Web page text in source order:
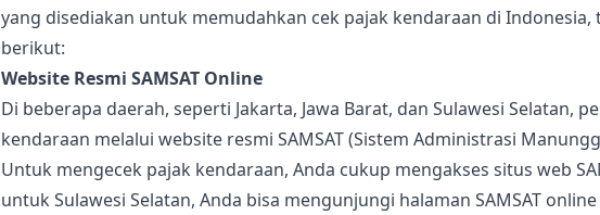
yang disediakan untuk memudahkan cek pajak kendaraan di Indonesia,
berikut:
Website Resmi SAMSAT Online
Di beberapa daerah, seperti Jakarta, Jawa Barat, dan Sulawesi Selatan,
kendaraan melalui website resmi SAMSAT (Sistem Administrasi
Untuk mengecek pajak kendaraan, Anda cukup mengakses situs web
untuk Sulawesi Selatan, Anda bisa mengunjungi halaman SAMSAT